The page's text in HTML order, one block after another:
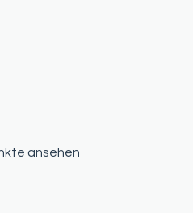
ansehen